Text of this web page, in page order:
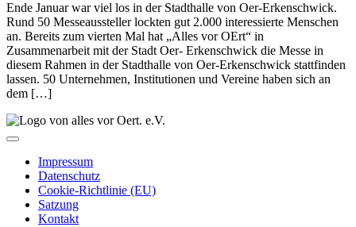
Ende Januar war viel los in der Stadthalle von Oer-Erkenschwick.
Rund 50 Messeaussteller lockten gut 2.000 interessierte Menschen
an. Bereits zum vierten Mal hat „Alles vor OErt“ in
Zusammenarbeit mit der Stadt Oer- Erkenschwick die Messe in
diesem Rahmen in der Stadthalle von Oer-Erkenschwick stattfinden
lassen. 50 Unternehmen, Institutionen und Vereine haben sich an
dem […]
Impressum
Datenschutz
Cookie-Richtlinie (EU)
Satzung
Kontakt